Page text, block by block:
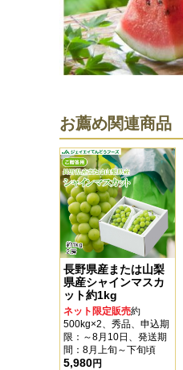
お薦め関連商品
長野県産または山梨
県産シャインマスカ
ット約1kg
ネット限定販売約
500kg×2、秀品、申込期
限：～8月10日、発送期
間：8月上旬～下旬頃
5,980円